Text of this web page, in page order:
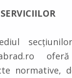
normative,